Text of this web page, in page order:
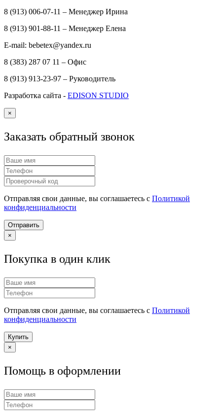
8 (913) 006-07-11 – Менеджер Ирина
8 (913) 901-88-11 – Менеджер Елена
E-mail: bebetex@yandex.ru
8 (383) 287 07 11 – Офис
8 (913) 913-23-97 – Руководитель
Разработка сайта - EDISON STUDIO
×
Заказать обратный звонок
Отправляя свои данные, вы соглашаетесь с Политикой
конфиденциальности
Отправить
×
Покупка в один клик
Отправляя свои данные, вы соглашаетесь с Политикой
конфиденциальности
Купить
×
Помощь в оформлении